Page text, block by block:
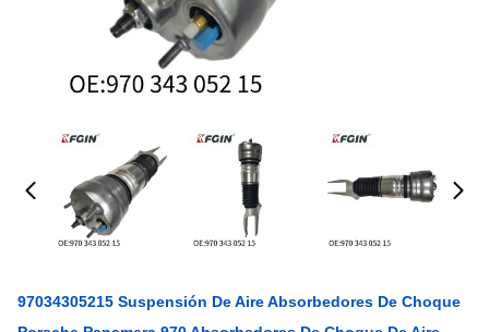
97034305215 Suspensión De Aire Absorbedores De Choque